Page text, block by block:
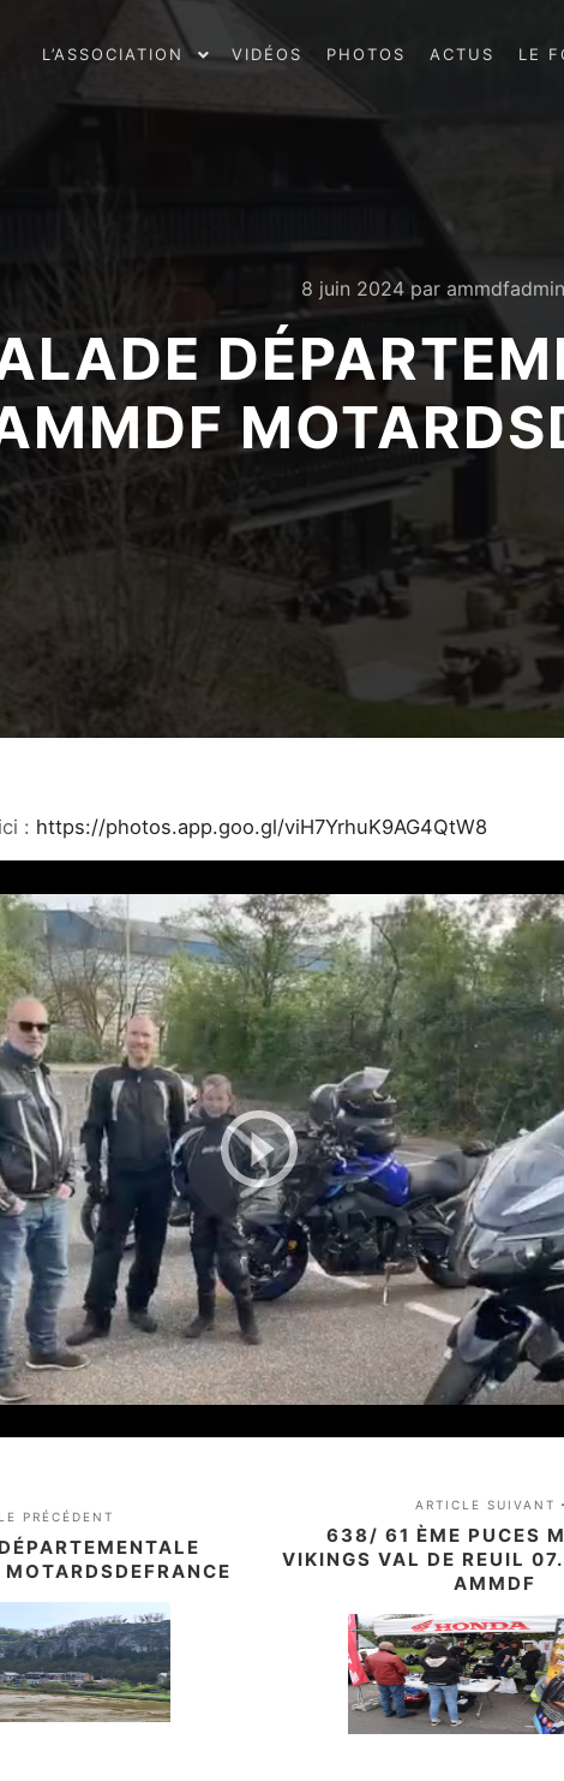
L’ASSOCIATION VIDÉOS PHOTOS ACTUS LE
8 juin 2024par ammdfadmin
: https://photos.app.goo.gl/viH7YrhuK9AG4QtW8
PRÉCÉDENT
ARTICLE SUIVANT
638/ 61 ÈME PUCES
VIKINGS VAL DE REUIL
AMMDF